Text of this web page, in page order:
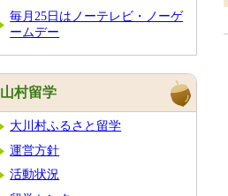
毎月25日はノーテレビ・ノーゲ
ームデー
山村留学
大川村ふるさと留学
運営方針
活動状況